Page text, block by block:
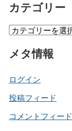
カ
ブ
カテゴリー
カ
ゴ
ー
メタ情報
ログイン
投稿フィード
コメントフィード